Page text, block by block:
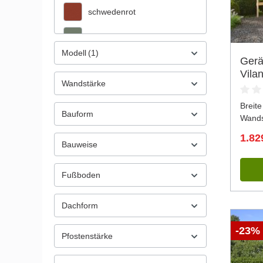
schwedenrot
grüngrau
lichtgrau
carbongrau
imprägniert
lasiert
Granitgrau
Lichtgrau
Weiß
Weiß/EW
Modell (1)
Wandstärke
Bauform
Bauweise
Fußboden
Dachform
Pfostenstärke -23%